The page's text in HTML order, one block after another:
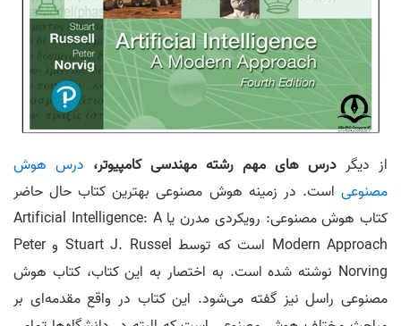
از دیگر درس های مهم رشته مهندسی کامپیوتر، درس هوش
مصنوعی است. در زمینه هوش مصنوعی بهترین کتاب حال حاضر
کتاب هوش مصنوعی: رویکردی مدرن یا Artificial Intelligence: A
Modern Approach است که توسط Stuart J. Russel و Peter
Norving نوشته شده است. به اختصار به این کتاب، کتاب هوش
مصنوعی راسل نیز گفته می‌‎شود. این کتاب در واقع مقدمه‌ای بر